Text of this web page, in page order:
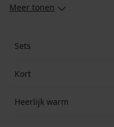
bent naar een klassieke
te over. Wij selecteren de
Meer tonen
Sets
Kort
Heerlijk warm